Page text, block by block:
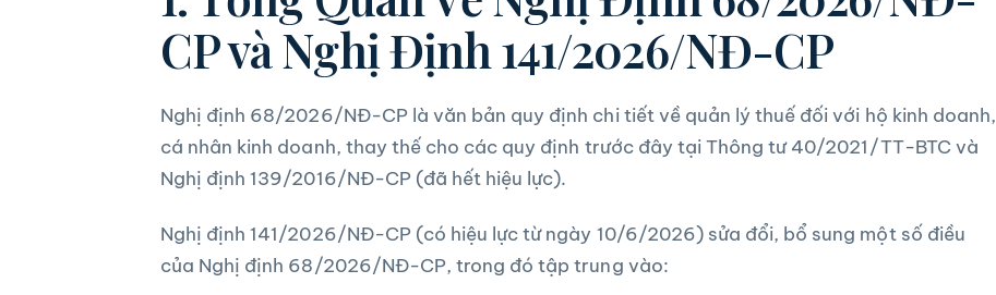
CP và Nghị Định 141/2026/NĐ-CP
Nghị định 68/2026/NĐ-CP là văn bản quy định chi tiết về quản lý thuế đối với hộ kinh doanh,
cá nhân kinh doanh, thay thế cho các quy định trước đây tại Thông tư 40/2021/TT-BTC và
Nghị định 139/2016/NĐ-CP (đã hết hiệu lực).
Nghị định 141/2026/NĐ-CP (có hiệu lực từ ngày 10/6/2026) sửa đổi, bổ sung một số điều
của Nghị định 68/2026/NĐ-CP, trong đó tập trung vào: